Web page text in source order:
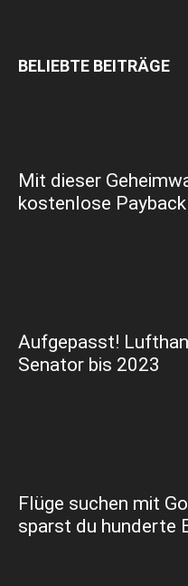
BELIEBTE BEITRÄGE
Mit dieser
kostenlose
Aufgepasst!
Senator bis 2023
Flüge suchen mit
sparst du hunderte